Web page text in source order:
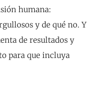
humana:
y de qué no. Y
de resultados y
para que incluya